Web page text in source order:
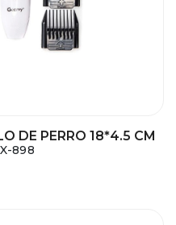
DE PERRO 18*4.5 CM
898